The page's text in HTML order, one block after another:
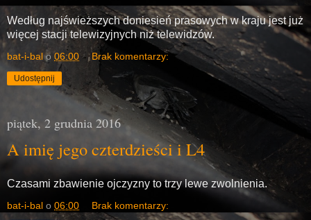
Według najświeższych doniesień prasowych w kraju jest już
więcej stacji telewizyjnych niż telewidzów.
bat-i-bal o 06:00 Brak komentarzy:
Udostępnij
piątek, 2 grudnia 2016
A imię jego czterdzieści i L4
Czasami zbawienie ojczyzny to trzy lewe zwolnienia.
bat-i-bal o 06:00 Brak komentarzy: